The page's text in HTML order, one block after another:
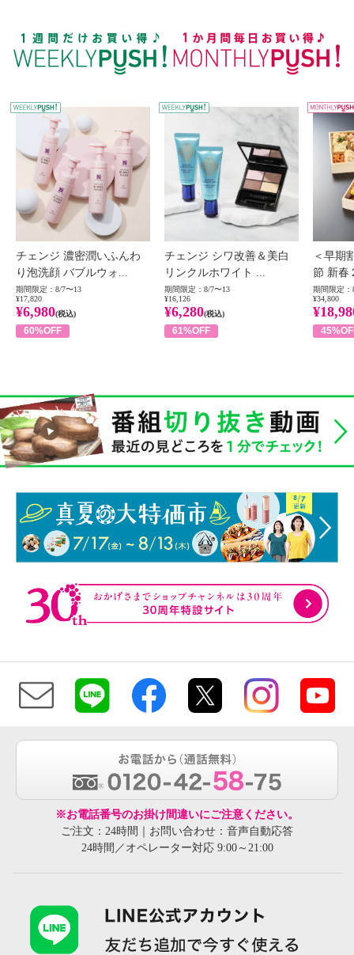
WEEKLY PUSH
チェンジ 濃密潤いふんわ
り泡洗顔 バブルウォ...
期間限定：8/7〜13
¥17,820
¥6,980(税込)
60%OFF
チェンジ シワ改善＆美白
リンクルホワイト ...
期間限定：8/7〜13
¥16,126
¥6,280(税込)
61%OFF
＜早期
節 新春
期間限定：
¥34,800
※お電話番号のお掛け間違いにご注意ください。
ご注文：24時間｜お問い合わせ：音声自動応答
24時間／オペレーター対応 9:00～21:00